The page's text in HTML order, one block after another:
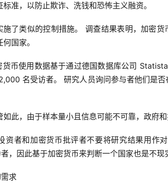
准，以防止欺诈、洗钱和恐怖主义融资。
了类似的控制措施。 调查结果表明，加密
国家。
币使用数据基于通过德国数据库公司
名受访者。 研究人员询问参与者他们是
此，由于样本量小且信息可能不可靠，政府和
资者和加密货币批评者不要将研究结果用作
，因此基于加密货币来判断一个国家也是不现
求